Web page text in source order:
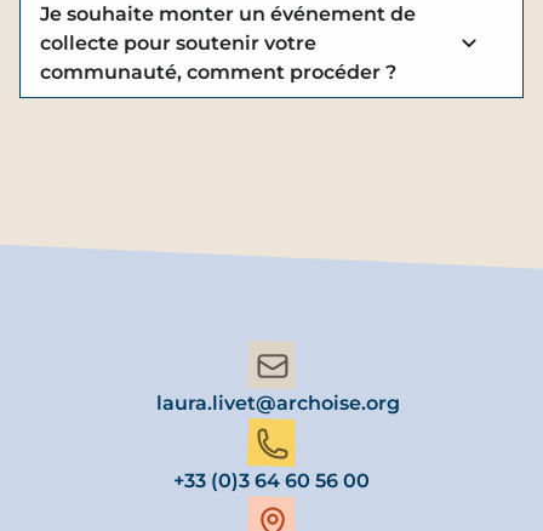
Je souhaite monter un événement de
collecte pour soutenir votre
communauté, comment procéder ?
laura.livet@archoise.org
+33 (0)3 64 60 56 00